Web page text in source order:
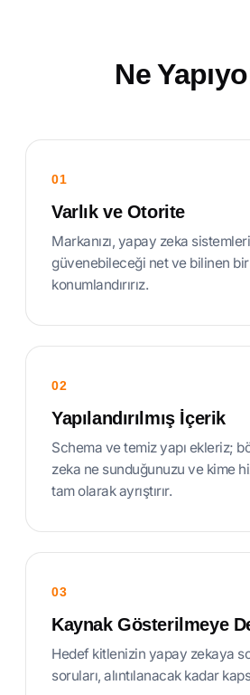
Ne
01
Varlık ve Otorite
Markanızı, yapay zeka
güvenebileceği net ve bilinen bir
konumlandırırız.
02
Yapılandırılmış İçerik
Schema ve temiz yapı ekleriz;
zeka ne sunduğunuzu ve kime
tam olarak ayrıştırır.
03
Kaynak Gösterilmeye
Hedef kitlenizin yapay zekaya
soruları, alıntılanacak kadar